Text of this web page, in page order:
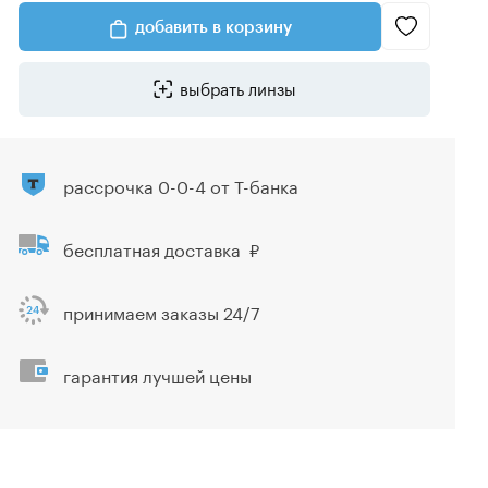
добавить в корзину
выбрать линзы
рассрочка 0-0-4 от Т-банка
бесплатная доставка
принимаем заказы 24/7
гарантия лучшей цены